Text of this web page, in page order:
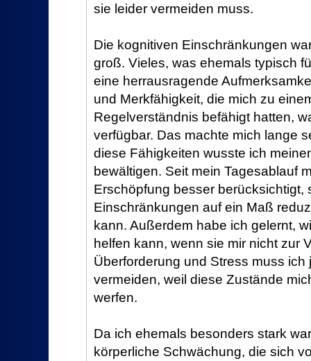
sie leider vermeiden muss.
Die kognitiven Einschränkungen
groß. Vieles, was ehemals typisch
eine herrausragende
und Merkfähigkeit, die mich zu
Regelverständnis befähigt hatten,
verfügbar. Das machte mich lange
diese Fähigkeiten wusste ich
bewältigen. Seit mein Tagesablauf
Erschöpfung besser berücksichtigt,
Einschränkungen auf ein Maß
kann. Außerdem habe ich gelernt,
helfen kann, wenn sie mir nicht zur
Überforderung und Stress muss ich
vermeiden, weil diese Zustände
werfen.
Da ich ehemals besonders stark
körperliche Schwächung, die sich